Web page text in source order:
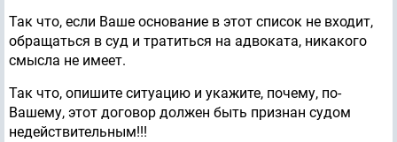
Так что, если Ваше основание в этот список не входит,
обращаться в суд и тратиться на адвоката, никакого
смысла не имеет.
Так что, опишите ситуацию и укажите, почему, по-
Вашему, этот договор должен быть признан судом
недействительным!!!